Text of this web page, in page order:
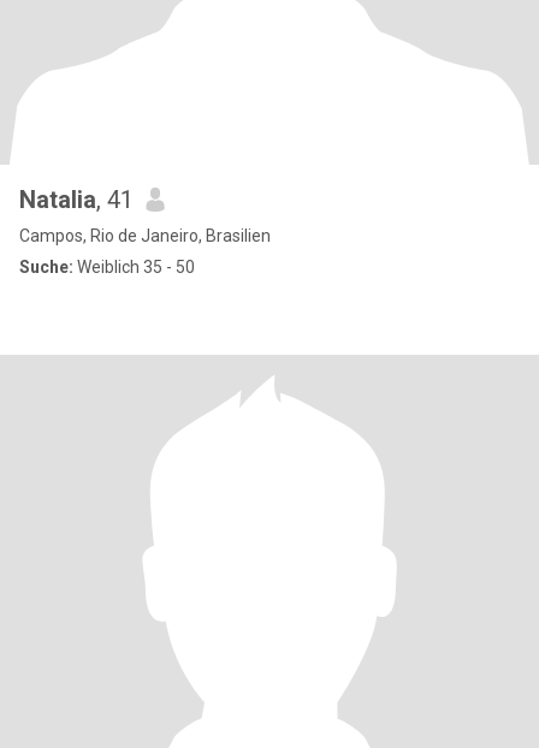
Natalia, 41
Campos, Rio de Janeiro, Brasilien
Suche: Weiblich 35 - 50